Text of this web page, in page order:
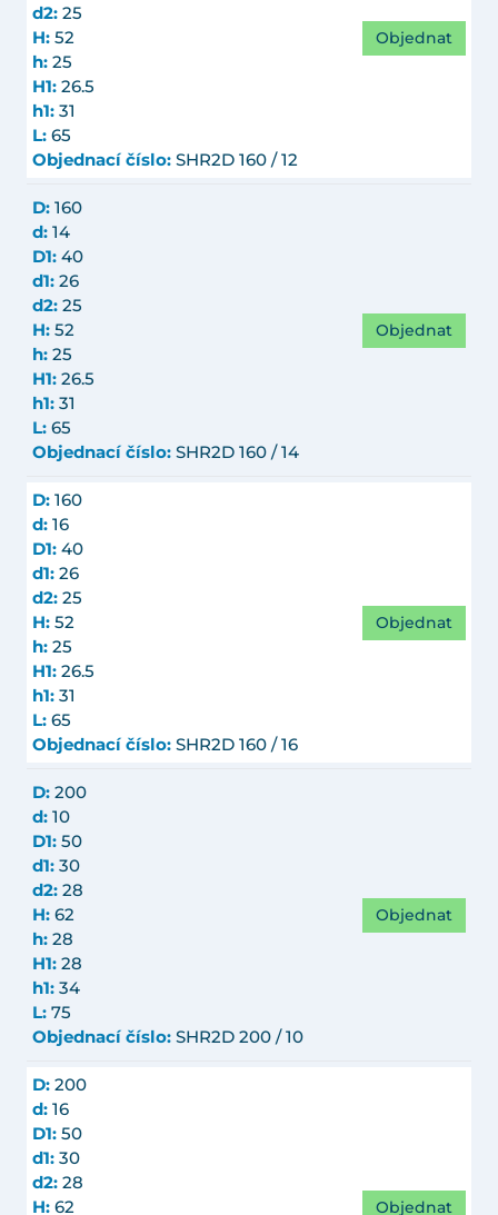
d2: 25
H: 52
h: 25
H1: 26.5
h1: 31
L: 65
Objednací číslo: SHR2D 160 / 12
Objednat
D: 160
d: 14
D1: 40
d1: 26
d2: 25
H: 52
h: 25
H1: 26.5
h1: 31
L: 65
Objednací číslo: SHR2D 160 / 14
Objednat
D: 160
d: 16
D1: 40
d1: 26
d2: 25
H: 52
h: 25
H1: 26.5
h1: 31
L: 65
Objednací číslo: SHR2D 160 / 16
Objednat
D: 200
d: 10
D1: 50
d1: 30
d2: 28
H: 62
h: 28
H1: 28
h1: 34
L: 75
Objednací číslo: SHR2D 200 / 10
Objednat
D: 200
d: 16
D1: 50
d1: 30
d2: 28
H: 62 Objednat